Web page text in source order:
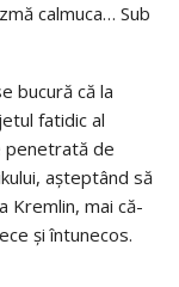
calmuca… Sub
bucură că la
fatidic al
penetrată de
așteptând să
Kremlin, mai că-
și întunecos.